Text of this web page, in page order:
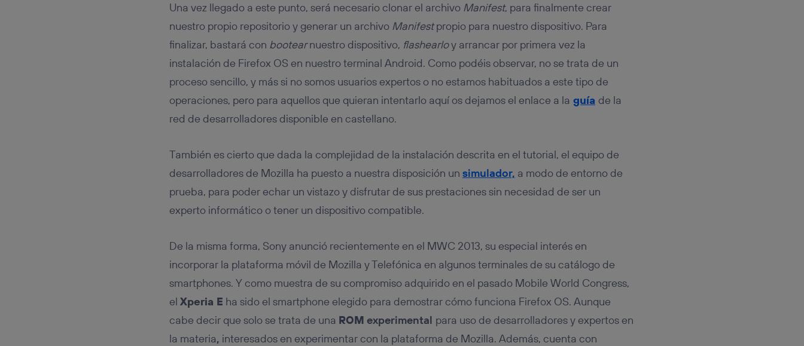
Una vez llegado a este punto, será necesario clonar el archivo Manifest, para finalmente crear
nuestro propio repositorio y generar un archivo Manifestpropio para nuestro dispositivo. Para
finalizar, bastará con bootearnuestro dispositivo, flashearloy arrancar por primera vez la
instalación de Firefox OS en nuestro terminal Android. Como podéis observar, no se trata de un
proceso sencillo, y más si no somos usuarios expertos o no estamos habituados a este tipo de
operaciones, pero para aquellos que quieran intentarlo aquí os dejamos el enlace a la guía de la
red de desarrolladores disponible en castellano.
También es cierto que dada la complejidad de la instalación descrita en el tutorial, el equipo de
desarrolladores de Mozilla ha puesto a nuestra disposición un simulador, a modo de entorno de
prueba, para poder echar un vistazo y disfrutar de sus prestaciones sin necesidad de ser un
experto informático o tener un dispositivo compatible.
De la misma forma, Sony anunció recientemente en el MWC 2013, su especial interés en
incorporar la plataforma móvil de Mozilla y Telefónica en algunos terminales de su catálogo de
smartphones. Y como muestra de su compromiso adquirido en el pasado Mobile World Congress,
el Xperia E ha sido el smartphone elegido para demostrar cómo funciona Firefox OS. Aunque
cabe decir que solo se trata de una ROM experimental para uso de desarrolladores y expertos en
la materia, interesados en experimentar con la plataforma de Mozilla. Además, cuenta con